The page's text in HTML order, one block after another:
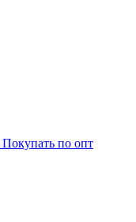
Покупать по опт